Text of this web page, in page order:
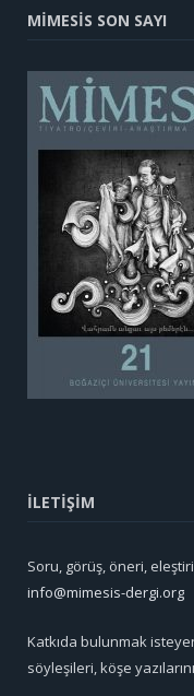
MİMESİS SON SAYI
İLETİŞİM
Soru, görüş, öneri,
info@mimesis-dergi.org
Katkıda bulunmak
söyleşileri, köşe